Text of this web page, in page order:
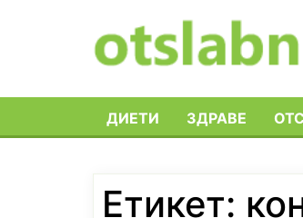
ДИЕТИ ЗДРАВЕ
Етикет: